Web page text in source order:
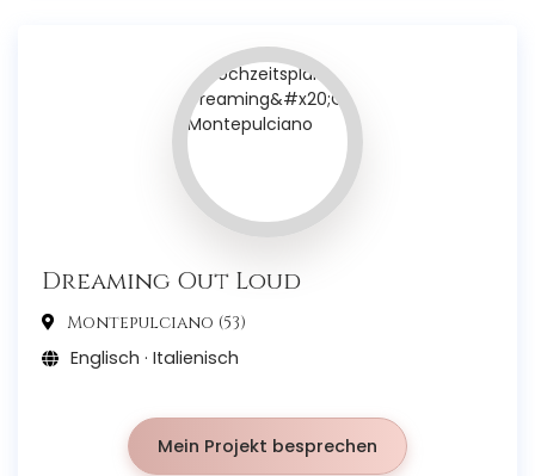
Dreaming Out Loud
Montepulciano (53)
Englisch · Italienisch
Mein Projekt besprechen